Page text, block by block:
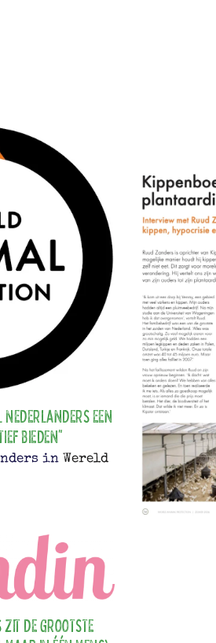
Nederlanders een
bieden"
in Wereld
zit de grootste